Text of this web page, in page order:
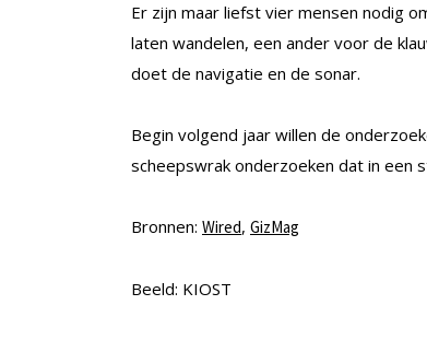
Er zijn maar liefst vier mensen nodig
laten wandelen, een ander voor de
doet de navigatie en de sonar.
Begin volgend jaar willen de
scheepswrak onderzoeken dat in een
Bronnen: Wired, GizMag
Beeld: KIOST